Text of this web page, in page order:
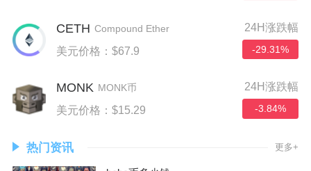
CETH Compound Ether
美元价格：$67.9
24H涨跌幅
-29.31%
MONK MONK币
美元价格：$15.29
24H涨跌幅
-3.84%
热门资讯 更多+